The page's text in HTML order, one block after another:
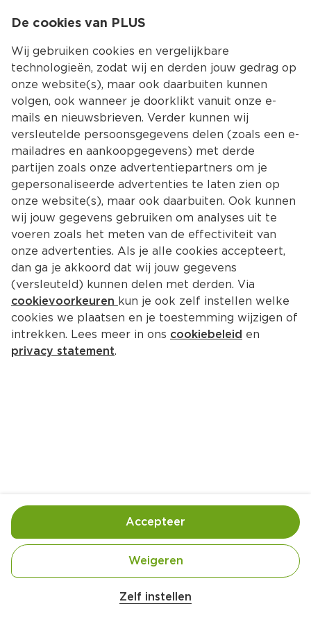
Kies jouw
Ingrediënten Bereiding
De cookies van PLUS
Wij gebruiken cookies en vergelijkbare
technologieën, zodat wij en derden jouw gedrag op
onze website(s), maar ook daarbuiten kunnen
volgen, ook wanneer je doorklikt vanuit onze e-
mails en nieuwsbrieven. Verder kunnen wij
versleutelde persoonsgegevens delen (zoals een e-
mailadres en aankoopgegevens) met derde
partijen zoals onze advertentiepartners om je
gepersonaliseerde advertenties te laten zien op
onze website(s), maar ook daarbuiten. Ook kunnen
wij jouw gegevens gebruiken om analyses uit te
voeren zoals het meten van de effectiviteit van
onze advertenties. Als je alle cookies accepteert,
dan ga je akkoord dat wij jouw gegevens
(versleuteld) kunnen delen met derden. Via
cookievoorkeuren kun je ook zelf instellen welke
cookies we plaatsen en je toestemming wijzigen of
intrekken. Lees meer in ons cookiebeleid en
privacy statement.
Zelf instellen
Weigeren
Accepteer